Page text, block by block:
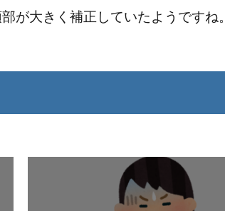
が大きく補正していたようですね。